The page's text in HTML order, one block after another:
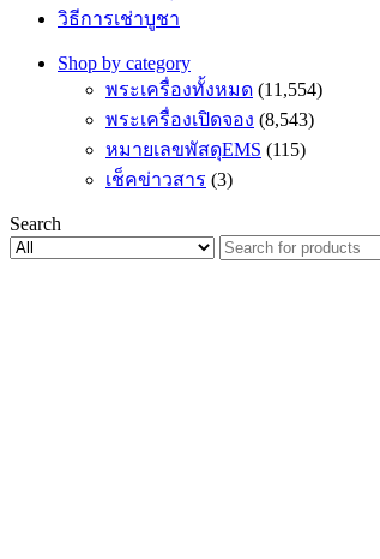
วิธีการเช่าบูชา
Shop by category
พระเครื่องทั้งหมด (11,554)
พระเครื่องเปิดจอง (8,543)
หมายเลขพัสดุEMS (115)
เช็คข่าวสาร (3)
Search